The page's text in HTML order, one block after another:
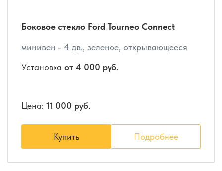
Боковое стекло Ford Tourneo Connect
минивен - 4 дв., зеленое, открывающееся
Установка от 4 000 руб.
Цена: 11 000 руб.
Купить Подробнее